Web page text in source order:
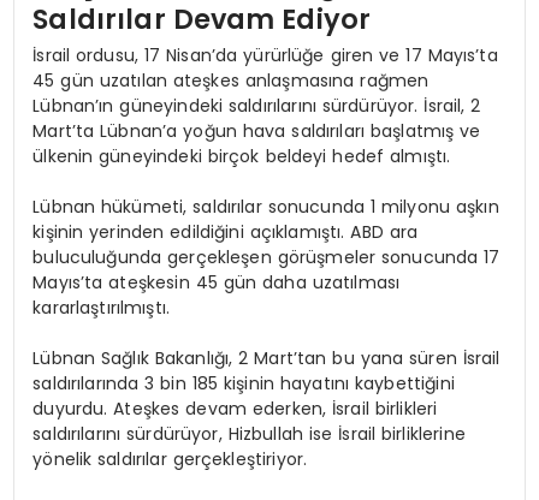
Saldırılar Devam Ediyor
İsrail ordusu, 17 Nisan’da yürürlüğe giren ve 17 Mayıs’ta
45 gün uzatılan ateşkes anlaşmasına rağmen
Lübnan’ın güneyindeki saldırılarını sürdürüyor. İsrail, 2
Mart’ta Lübnan’a yoğun hava saldırıları başlatmış ve
ülkenin güneyindeki birçok beldeyi hedef almıştı.
Lübnan hükümeti, saldırılar sonucunda 1 milyonu aşkın
kişinin yerinden edildiğini açıklamıştı. ABD ara
buluculuğunda gerçekleşen görüşmeler sonucunda 17
Mayıs’ta ateşkesin 45 gün daha uzatılması
kararlaştırılmıştı.
Lübnan Sağlık Bakanlığı, 2 Mart’tan bu yana süren İsrail
saldırılarında 3 bin 185 kişinin hayatını kaybettiğini
duyurdu. Ateşkes devam ederken, İsrail birlikleri
saldırılarını sürdürüyor, Hizbullah ise İsrail birliklerine
yönelik saldırılar gerçekleştiriyor.